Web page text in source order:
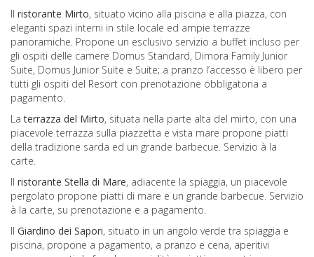
Il ristorante Mirto, situato vicino alla piscina e alla piazza, con
eleganti spazi interni in stile locale ed ampie terrazze
panoramiche. Propone un esclusivo servizio a buffet incluso per
gli ospiti delle camere Domus Standard, Dimora Family Junior
Suite, Domus Junior Suite e Suite; a pranzo l’accesso è libero per
tutti gli ospiti del Resort con prenotazione obbligatoria a
pagamento.
Laterrazza del Mirto, situata nella parte alta del mirto, con una
piacevole terrazza sulla piazzetta e vista mare propone piatti
della tradizione sarda ed un grande barbecue. Servizio à la
carte.
Il ristorante Stella di Mare, adiacente la spiaggia, un piacevole
pergolato propone piatti di mare e un grande barbecue. Servizio
à la carte, su prenotazione e a pagamento.
Il Giardino dei Sapori, situato in un angolo verde tra spiaggia e
piscina, propone a pagamento, a pranzo e cena, aperitivi